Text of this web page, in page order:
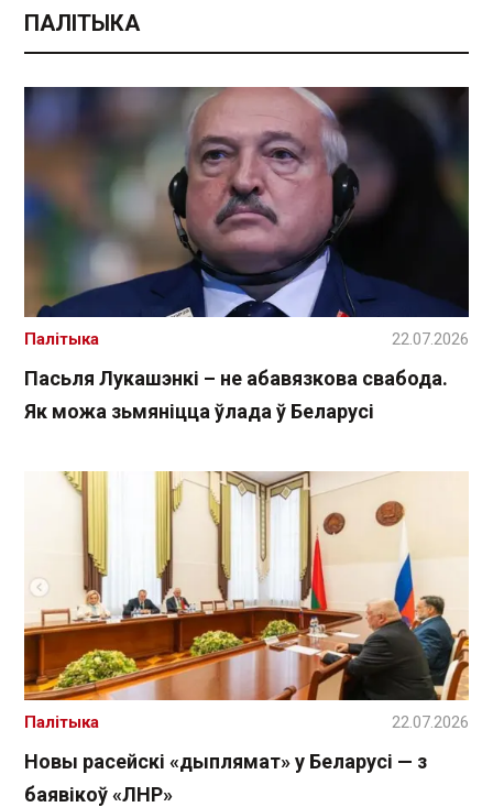
ПАЛІТЫКА
Пасьля Лукашэнкі – не абавязкова свабода.
Як можа зьмяніцца ўлада ў Беларусі
Палітыка 22.07.2026
Новы расейскі «дыплямат» у Беларусі — з
баявікоў «ЛНР»
Палітыка 22.07.2026